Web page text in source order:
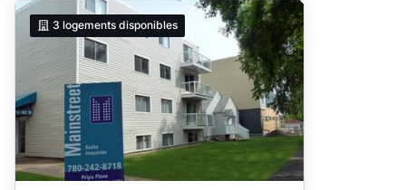
3 logements disponibles